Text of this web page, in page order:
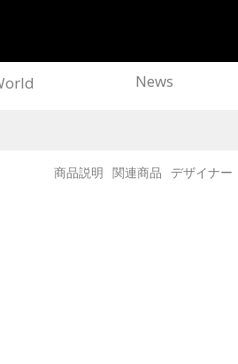
News
商品説明 関連商品 デザイナー